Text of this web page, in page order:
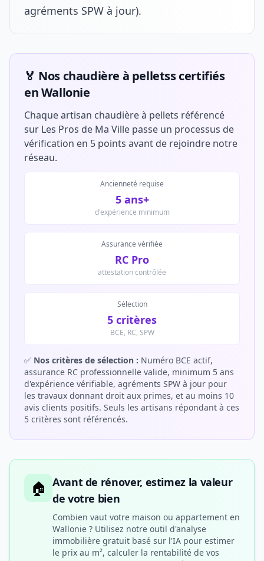
agréments SPW à jour).
🏅 Nos chaudière à pelletss certifiés
en Wallonie
Chaque artisan chaudière à pellets référencé
sur Les Pros de Ma Ville passe un processus de
vérification en 5 points avant de rejoindre notre
réseau.
Ancienneté requise
5 ans+
d'expérience minimum
Assurance vérifiée
RC Pro
attestation contrôlée
Sélection
5 critères
BCE, RC, SPW
✅ Nos critères de sélection : Numéro BCE actif,
assurance RC professionnelle valide, minimum 5 ans
d'expérience vérifiable, agréments SPW à jour pour
les travaux donnant droit aux primes, et au moins 10
avis clients positifs. Seuls les artisans répondant à ces
5 critères sont référencés.
🏠 Avant de rénover, estimez la valeur
de votre bien
Combien vaut votre maison ou appartement en
Wallonie ? Utilisez notre outil d'analyse
immobilière gratuit basé sur l'IA pour estimer
le prix au m², calculer la rentabilité de vos